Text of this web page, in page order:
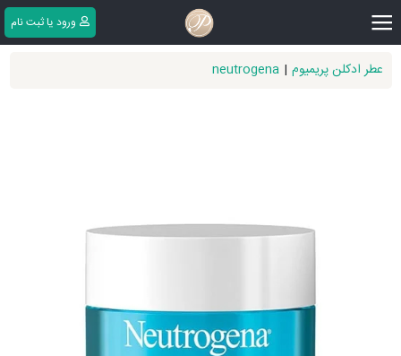
||| ورود یا ثبت ‌نام
عطر ادکلن پریمیوم |
neutrogena